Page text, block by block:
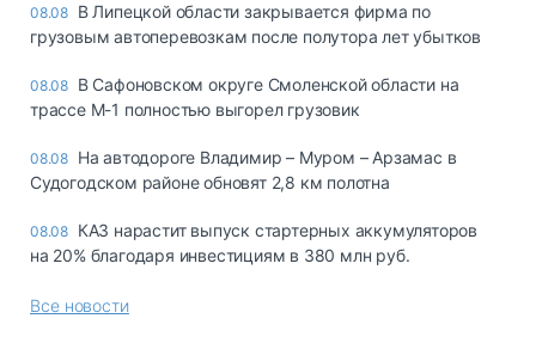
08.08 В Липецкой области закрывается фирма по
грузовым автоперевозкам после полутора лет убытков
08.08 В Сафоновском округе Смоленской области на
трассе М-1 полностью выгорел грузовик
08.08 На автодороге Владимир – Муром – Арзамас в
Судогодском районе обновят 2,8 км полотна
08.08 КАЗ нарастит выпуск стартерных аккумуляторов
на 20% благодаря инвестициям в 380 млн руб.
Все новости